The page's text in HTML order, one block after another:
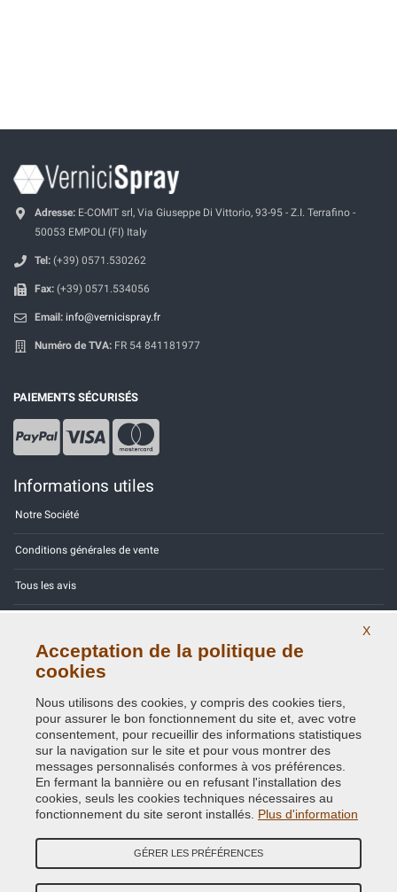
Adresse: E-COMIT srl, Via Giuseppe Di Vittorio, 93-95 - Z.I. Terrafino -
50053 EMPOLI (FI) Italy
Tel: (+39) 0571.530262
Fax: (+39) 0571.534056
Email: info@vernicispray.fr
Numéro de TVA: FR 54 841181977
PAIEMENTS SÉCURISÉS
Informations utiles
Notre Société
Conditions générales de vente
Tous les avis
Contactez-nous
Politique de confidentialité - RGPD
Copyright © 2014 - 2026. All Rights Reserved.
Credits:E-COMIT
X
Acceptation de la politique de
cookies
Nous utilisons des cookies, y compris des cookies tiers,
pour assurer le bon fonctionnement du site et, avec votre
consentement, pour recueillir des informations statistiques
sur la navigation sur le site et pour vous montrer des
messages personnalisés conformes à vos préférences.
En fermant la bannière ou en refusant l'installation des
cookies, seuls les cookies techniques nécessaires au
fonctionnement du site seront installés. Plus d'information
GÉRER LES PRÉFÉRENCES